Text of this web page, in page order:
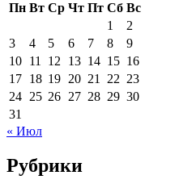
Пн Вт Ср Чт Пт Сб Вс
1
2
3
4 5 6 7 8
9
10 11 12 13 14 15 16
17 18 19 20 21 22 23
24 25 26 27 28 29 30
31
« Июл
Рубрики